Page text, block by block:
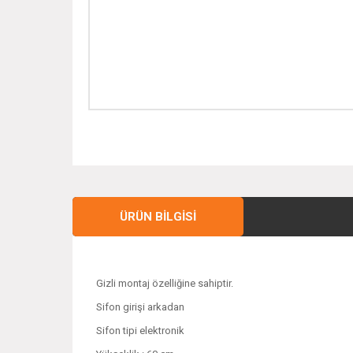
ÜRÜN BILGISI
Gizli montaj özelliğine sahiptir.
Sifon girişi arkadan
Sifon tipi elektronik